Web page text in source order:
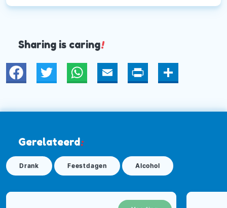
Sharing is caring!
Twitter WhatsAppEmail Print Deel
Gerelateerd:
Drank Feestdagen Alcohol